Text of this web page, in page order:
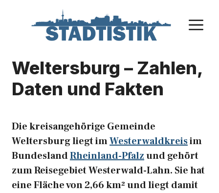
Weltersburg – Zahlen,
Daten und Fakten
Die kreisangehörige Gemeinde
Weltersburg liegt imWesterwaldkreisim
BundeslandRheinland-Pfalzund gehört
zum Reisegebiet Westerwald-Lahn. Sie hat
eine Fläche von 2,66 km² und liegt damit